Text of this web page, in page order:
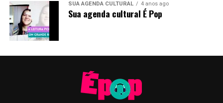
SUA AGENDA CULTURAL 4 anos ago
Sua agenda cultural É Pop